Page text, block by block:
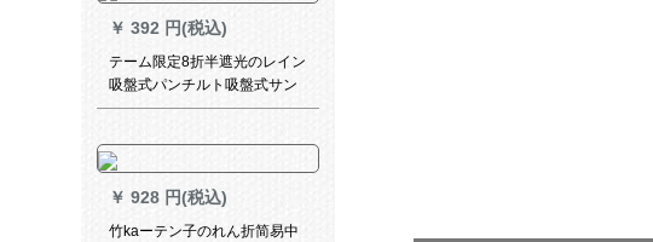
￥ 392 円(税込)
テーム限定8折半遮光のレイン
吸盤式パンチルト吸盤式サン
バステックス寝室断熱遮光カ
ート
￥ 928 円(税込)
竹kaーテン子のれん折简易中